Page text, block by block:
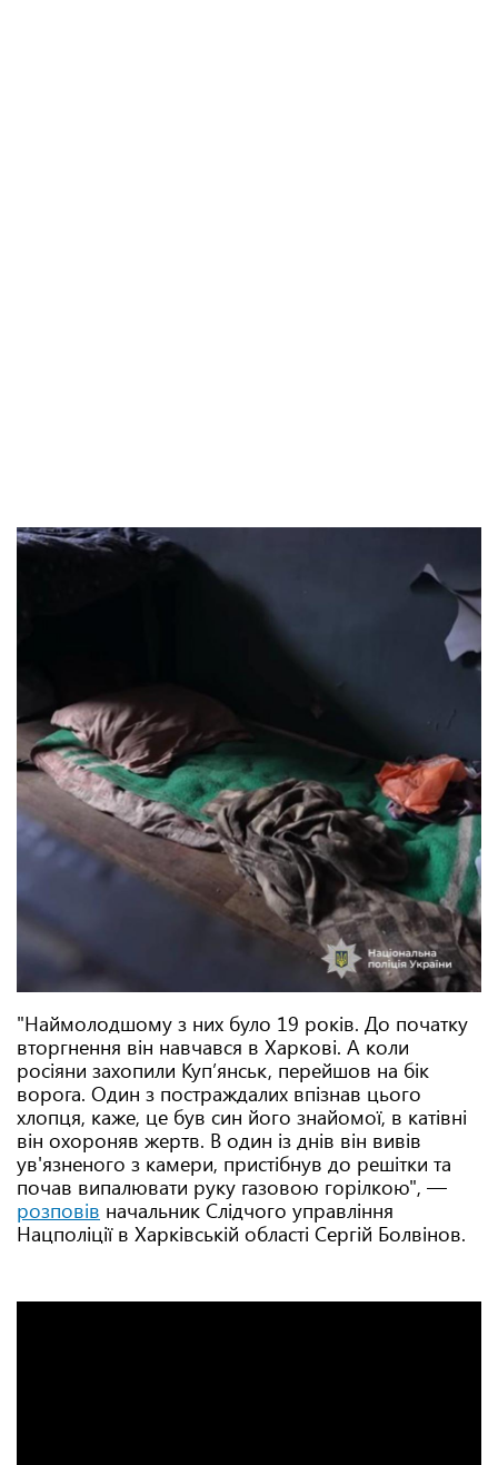
"Наймолодшому з них було 19 років. До початку
вторгнення він навчався в Харкові. А коли
росіяни захопили Куп’янськ, перейшов на бік
ворога. Один з постраждалих впізнав цього
хлопця, каже, це був син його знайомої, в катівні
він охороняв жертв. В один із днів він вивів
ув'язненого з камери, пристібнув до решітки та
почав випалювати руку газовою горілкою", —
розповів начальник Слідчого управління
Нацполіції в Харківській області Сергій Болвінов.